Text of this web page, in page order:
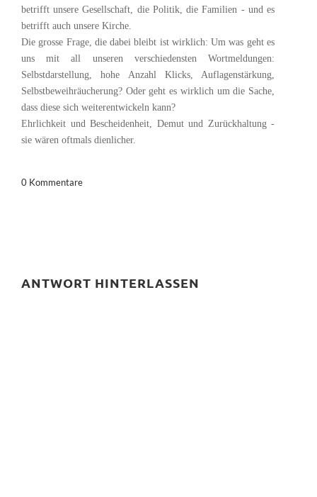
betrifft unsere Gesellschaft, die Politik, die Familien - und es
betrifft auch unsere Kirche.
Die grosse Frage, die dabei bleibt ist wirklich: Um was geht es
uns mit all unseren verschiedensten Wortmeldungen:
Selbstdarstellung, hohe Anzahl Klicks, Auflagenstärkung,
Selbstbeweihräucherung? Oder geht es wirklich um die Sache,
dass diese sich weiterentwickeln kann?
Ehrlichkeit und Bescheidenheit, Demut und Zurückhaltung -
sie wären oftmals dienlicher.
0 Kommentare
ANTWORT HINTERLASSEN